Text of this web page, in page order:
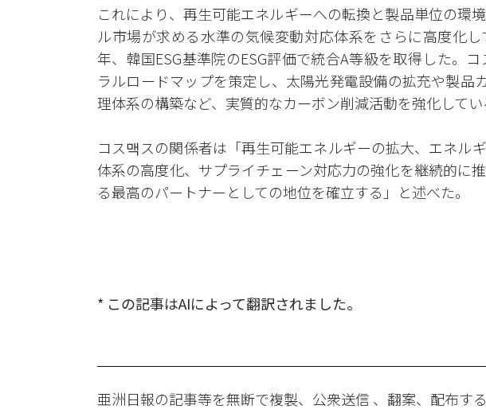
これにより、再生可能エネルギーへの転換と製品単位の環
ル市場が求める水準の気候変動対応体系をさらに高度化
年、韓国ESG基準院のESG評価で統合A等級を取得した。
ラルロードマップを策定し、太陽光発電設備の拡充や製品
理体系の構築など、実質的なカーボン削減活動を強化してい
コス맥スの関係者は「再生可能エネルギーの拡大、エネル
体系の高度化、サプライチェーン対応力の強化を継続的に
る最高のパートナーとしての地位を確立する」と述べた。
* この記事はAIによって翻訳されました。
亜洲日報の記事等を無断で複製、公衆送信 、翻案、配布す